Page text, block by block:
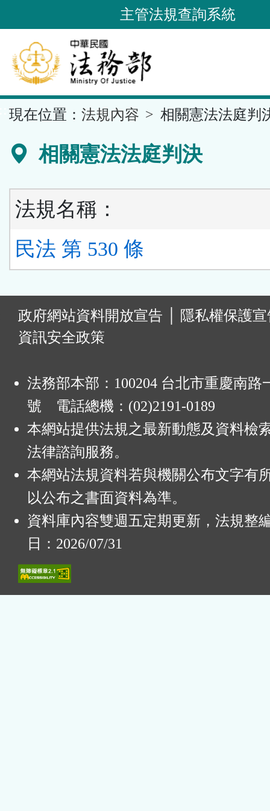
到
要
內
容
區
主管法規查詢系統
現在位置： 法規內容 相關憲法法庭判
相關憲法法庭判決
法規名稱：
民法 第 530 條
政府網站資料開放宣告
隱私權保護
資訊安全政策
法務部本部：100204 台北市重慶南路
號 電話總機：(02)2191-0189
本網站提供法規之最新動態及資料檢
法律諮詢服務。
本網站法規資料若與機關公布文字有
以公布之書面資料為準。
資料庫內容雙週五定期更新，法規整
日：2026/07/31